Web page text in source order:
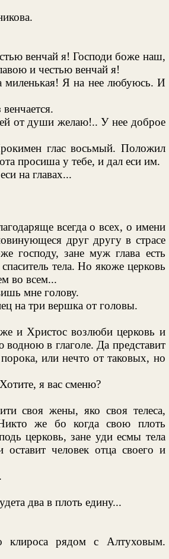
венчай я! Господи боже наш,
и честью венчай я!
миленькая! Я на нее любуюсь. И
от души желаю!.. У нее доброе
глас восьмый. Положил
просиша у тебе, и дал еси им.
на главах...
всегда о всех, о имени
друг другу в страсе
господу, зане муж глава есть
тела. Но якоже церковь
во всем...
мне голову.
на три вершка от головы.
и Христос возлюби церковь и
в глаголе. Да представит
или нечто от таковых, но
я вас сменю?
своя жены, яко своя телеса,
же бо когда свою плоть
церковь, зане уди есмы тела
человек отца своего и
два в плоть едину...
клироса рядом с Алтуховым.